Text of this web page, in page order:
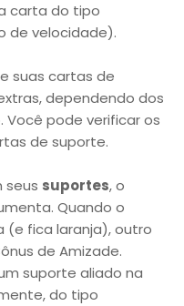
carta do tipo
de velocidade).
suas cartas de
dependendo dos
pode verificar os
de suporte.
seus suportes, o
Quando o
(e fica laranja), outro
de Amizade.
suporte aliado na
do tipo